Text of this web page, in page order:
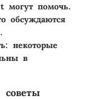
могут помочь.
обсуждаются
некоторые
в
советы